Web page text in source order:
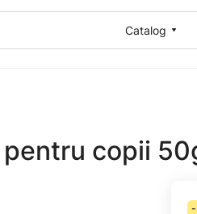
Catalog
pentru copii
-